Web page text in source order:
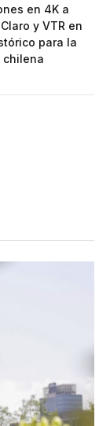
en 4K a
y VTR en
para la